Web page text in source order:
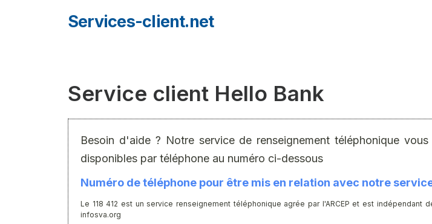
Services-client.net
Service client Hello Bank
Besoin d'aide ? Notre service de renseignement téléphonique
disponibles par téléphone au numéro ci-dessous
Numéro de téléphone pour être mis en relation avec notre
Le 118 412 est un service renseignement téléphonique agrée par l'ARCEP et est
infosva.org